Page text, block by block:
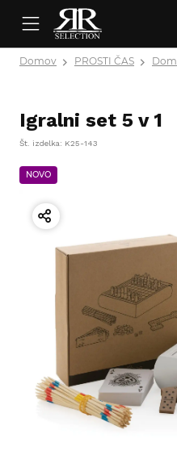
Domov PROSTI ČAS Dom
Igralni set 5 v 1
Št. izdelka: K25-143
NOVO